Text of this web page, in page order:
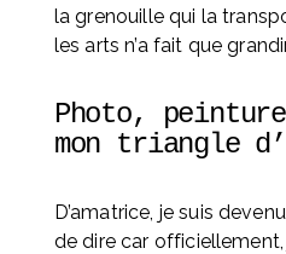
la grenouille qui la
les arts n’a fait que
Photo,
mon triangle
D’amatrice, je suis
de dire car